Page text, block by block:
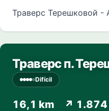
Траверс Терешковой -
Траверс п.
Difícil
16,1 km ↗ 1.874